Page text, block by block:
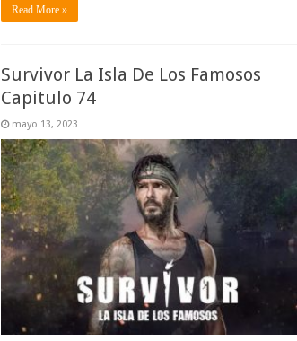
Read More »
Survivor La Isla De Los Famosos
Capitulo 74
mayo 13, 2023